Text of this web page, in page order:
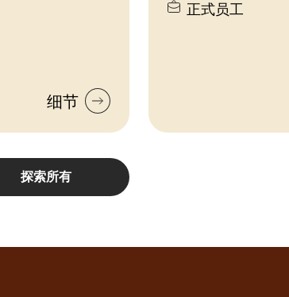
细节
正式员工
探索所有